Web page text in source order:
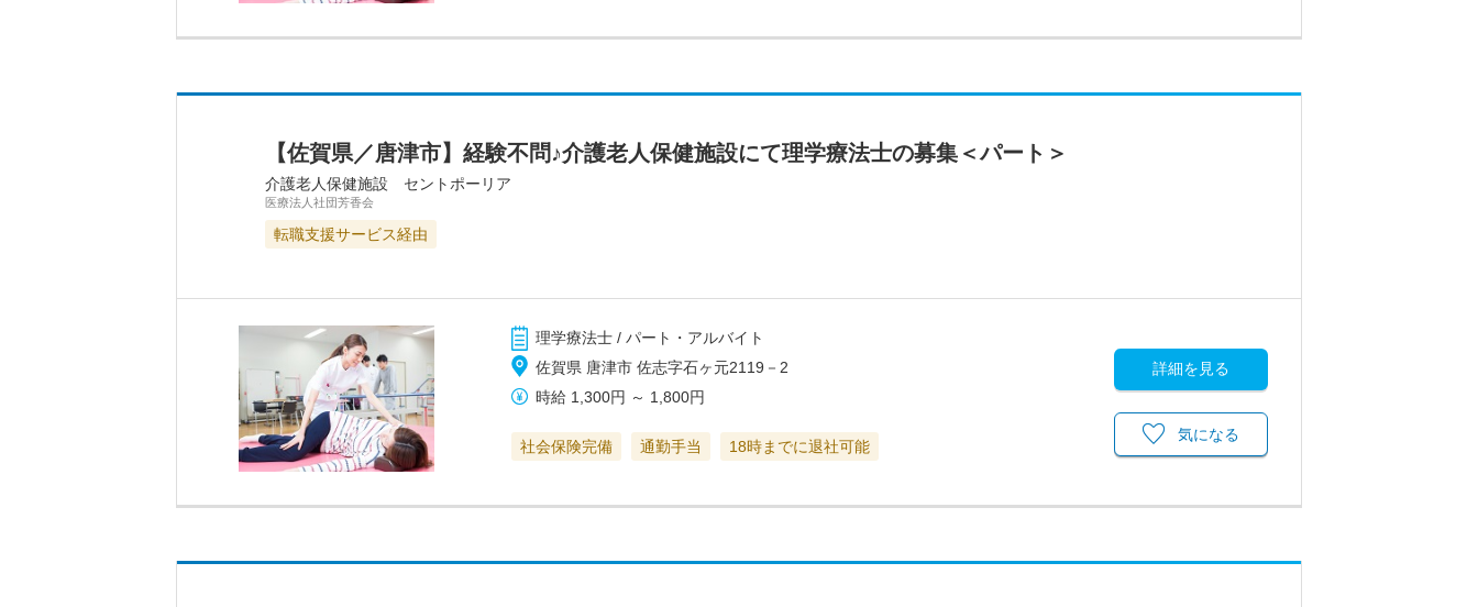
【佐賀県／唐津市】経験不問♪介護老人保健施設にて理学療法士の募集＜パート＞
介護老人保健施設 セントポーリア
医療法人社団芳香会
転職支援サービス経由
理学療法士 / パート・アルバイト
佐賀県 唐津市 佐志字石ヶ元2119－2
時給 1,300円 ～ 1,800円
社会保険完備 通勤手当 18時までに退社可能
詳細を見る
気になる